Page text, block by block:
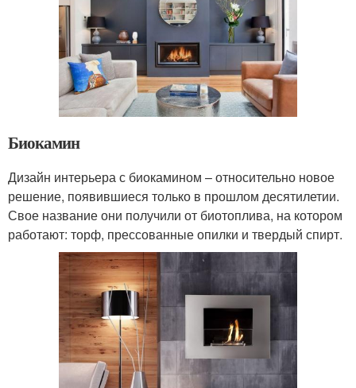
Биокамин
Дизайн интерьера с биокамином – относительно новое
решение, появившиеся только в прошлом десятилетии.
Свое название они получили от биотоплива, на котором
работают: торф, прессованные опилки и твердый спирт.